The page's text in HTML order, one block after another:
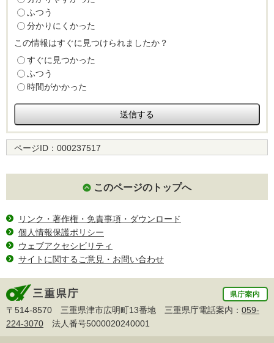
ふつう
分かりにくかった
この情報はすぐに見つけられましたか？
すぐに見つかった
ふつう
時間がかかった
ページID： 000237517
このページのトップへ
リンク・著作権・免責事項・ダウンロード
個人情報保護ポリシー
ウェブアクセシビリティ
サイトに関するご意見・お問い合わせ
〒514-8570 三重県津市広明町13番地 三重県庁電話案内： 059-
224-3070 法人番号5000020240001